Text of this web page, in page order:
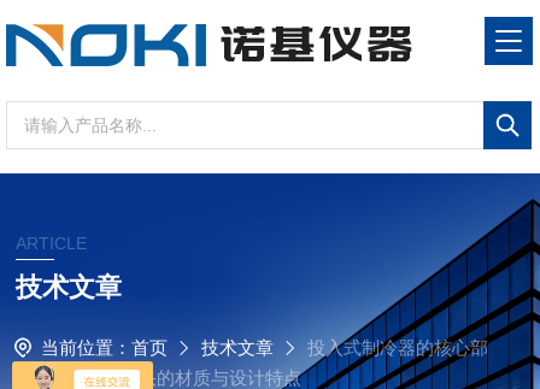
ARTICLE
技术文章
当前位置： 首页 技术文章
投入式制冷器的核心部
件：浸入式冷却头的材质与设计特点